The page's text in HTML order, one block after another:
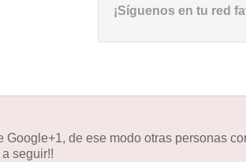
¡Síguenos en tu red
de ese modo otras personas
seguir!!